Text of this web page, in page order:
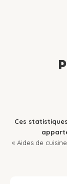
Ces
« Aides de